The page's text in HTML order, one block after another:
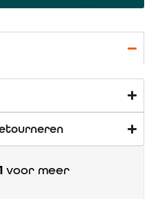
voor meer